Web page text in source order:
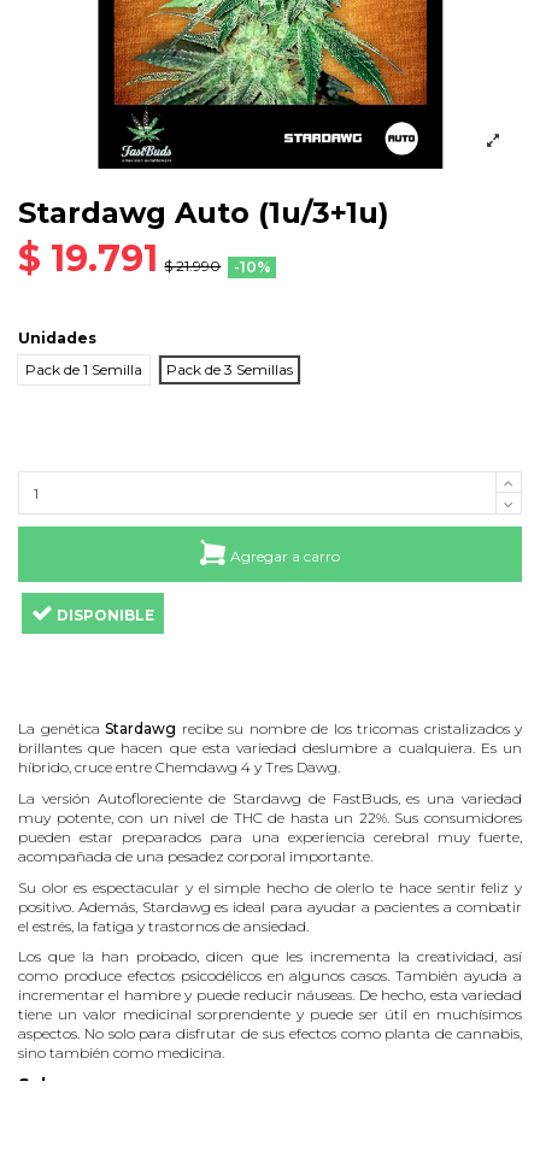
Stardawg Auto (1u/3+1u)
$ 19.791 $ 21.990 -10%
Unidades
Pack de 1 Semilla
Pack de 3 Semillas
Agregar a carro
DISPONIBLE
La genética Stardawg recibe su nombre de los tricomas cristalizados y
brillantes que hacen que esta variedad deslumbre a cualquiera. Es un
híbrido, cruce entre Chemdawg 4 y Tres Dawg.
La versión Autofloreciente de Stardawg de FastBuds, es una variedad
muy potente, con un nivel de THC de hasta un 22%. Sus consumidores
pueden estar preparados para una experiencia cerebral muy fuerte,
acompañada de una pesadez corporal importante.
Su olor es espectacular y el simple hecho de olerlo te hace sentir feliz y
positivo. Además, Stardawg es ideal para ayudar a pacientes a combatir
el estrés, la fatiga y trastornos de ansiedad.
Los que la han probado, dicen que les incrementa la creatividad, así
como produce efectos psicodélicos en algunos casos. También ayuda a
incrementar el hambre y puede reducir náuseas. De hecho, esta variedad
tiene un valor medicinal sorprendente y puede ser útil en muchísimos
aspectos. No solo para disfrutar de sus efectos como planta de cannabis,
sino también como medicina.
Sabor